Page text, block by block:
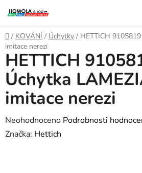
na
obsah
Domů
/ KOVÁNÍ / Úchytky / HETTICH
imitace nerezi
HETTICH
Úchytka
imitace nerezi
Průměrné
hodnocení
Neohodnoceno Podrobnosti
Značka: Hettich